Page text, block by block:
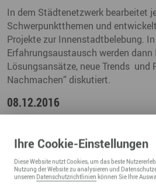
In dem Städtenetzwerk bearbeitet
Schwerpunktthemen und
Projekte zur Innenstadtbelebung.
Erfahrungsaustausch werden dann
Lösungsansätze, neue Trends und
Nachmachen“ diskutiert.
08.12.2016
Ihre Cookie-Einstellungen
DieseWebsitenutzt Cookies, um das beste
Nutzung derWebsitezu analysieren und
unseren Datenschutzrichtlinien können Sie Ihre